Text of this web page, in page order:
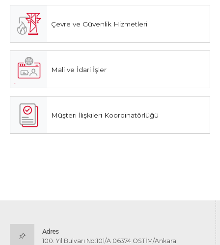
Çevre ve Güvenlik Hizmetleri
Mali ve İdari İşler
Müşteri İlişkileri Koordinatörlüğü
Adres
100. Yıl Bulvarı No:101/A 06374 OSTİM/Ankara